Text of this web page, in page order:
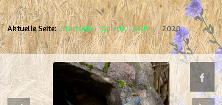
Aktuelle Seite:Startseite Galerie Archiv 2020